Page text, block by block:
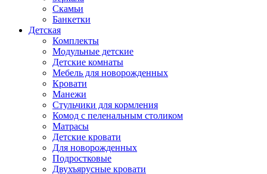
Скамьи
Банкетки
Детская
Комплекты
Модульные детские
Детские комнаты
Мебель для новорожденных
Кровати
Манежи
Стульчики для кормления
Комод с пеленальным столиком
Матрасы
Детские кровати
Для новорожденных
Подростковые
Двухъярусные кровати